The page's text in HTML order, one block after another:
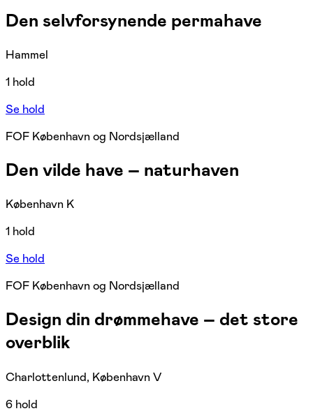
Den selvforsynende permahave
Hammel
1 hold
Se hold
FOF København og Nordsjælland
Den vilde have – naturhaven
København K
1 hold
Se hold
FOF København og Nordsjælland
Design din drømmehave – det store
overblik
Charlottenlund, København V
6 hold